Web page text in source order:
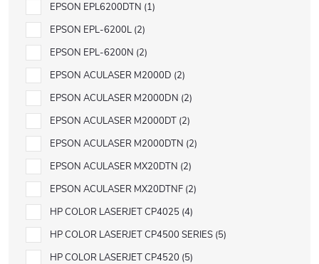
EPSON EPL6200DTN 1
EPSON EPL-6200L 2
EPSON EPL-6200N 2
EPSON ACULASER M2000D 2
EPSON ACULASER M2000DN 2
EPSON ACULASER M2000DT 2
EPSON ACULASER M2000DTN 2
EPSON ACULASER MX20DTN 2
EPSON ACULASER MX20DTNF 2
HP COLOR LASERJET CP4025 4
HP COLOR LASERJET CP4500 SERIES 5
HP COLOR LASERJET CP4520 5